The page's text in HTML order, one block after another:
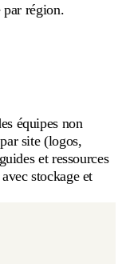
par région.
équipes non
site (logos,
et ressources
stockage et